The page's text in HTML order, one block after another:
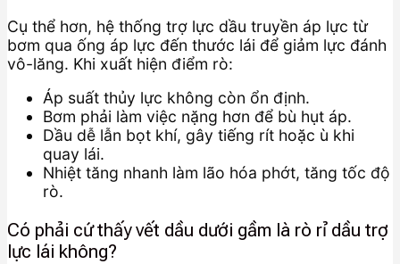
Cụ thể hơn, hệ thống trợ lực dầu truyền áp lực từ
bơm qua ống áp lực đến thước lái để giảm lực đánh
vô-lăng. Khi xuất hiện điểm rò:
Áp suất thủy lực không còn ổn định.
Bơm phải làm việc nặng hơn để bù hụt áp.
Dầu dễ lẫn bọt khí, gây tiếng rít hoặc ù khi
quay lái.
Nhiệt tăng nhanh làm lão hóa phớt, tăng tốc độ
rò.
Có phải cứ thấy vết dầu dưới gầm là rò rỉ dầu trợ
lực lái không?